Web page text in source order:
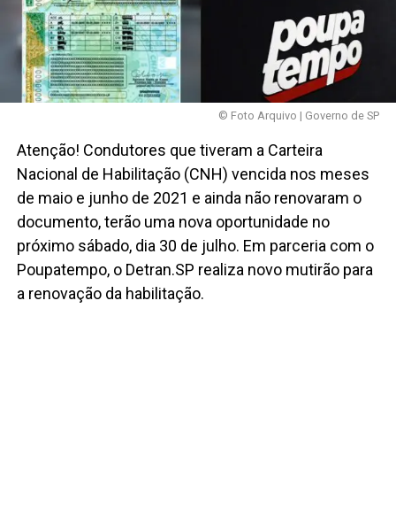
© Foto Arquivo | Governo de SP
Atenção! Condutores que tiveram a Carteira
Nacional de Habilitação (CNH) vencida nos meses
de maio e junho de 2021 e ainda não renovaram o
documento, terão uma nova oportunidade no
próximo sábado, dia 30 de julho. Em parceria com o
Poupatempo, o Detran.SP realiza novo mutirão para
a renovação da habilitação.